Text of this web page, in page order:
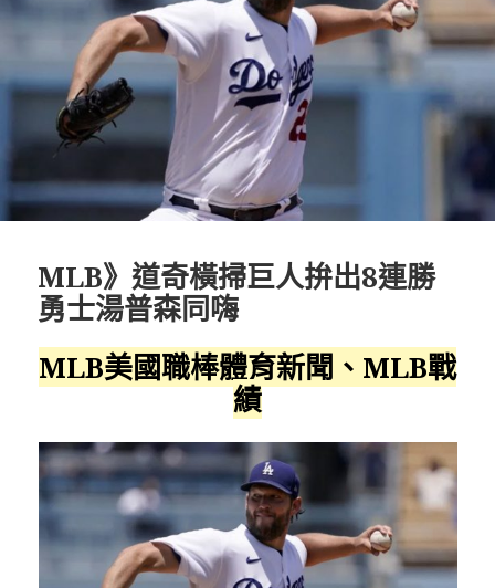
MLB》道奇橫掃巨人拚出8連勝
勇士湯普森同嗨
MLB美國職棒體育新聞、MLB戰
績